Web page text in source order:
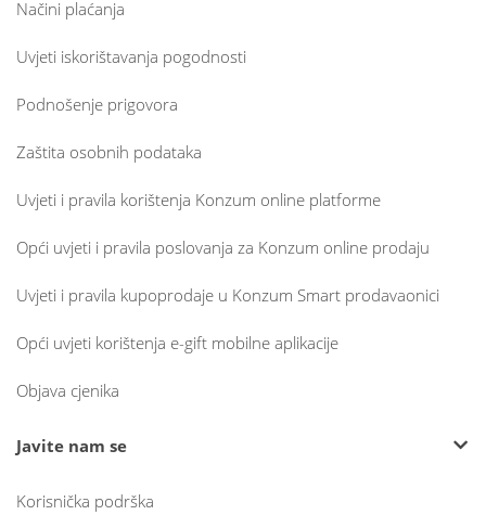
Načini plaćanja
Uvjeti iskorištavanja pogodnosti
Podnošenje prigovora
Zaštita osobnih podataka
Uvjeti i pravila korištenja Konzum online platforme
Opći uvjeti i pravila poslovanja za Konzum online prodaju
Uvjeti i pravila kupoprodaje u Konzum Smart prodavaonici
Opći uvjeti korištenja e-gift mobilne aplikacije
Objava cjenika
Javite nam se
Korisnička podrška